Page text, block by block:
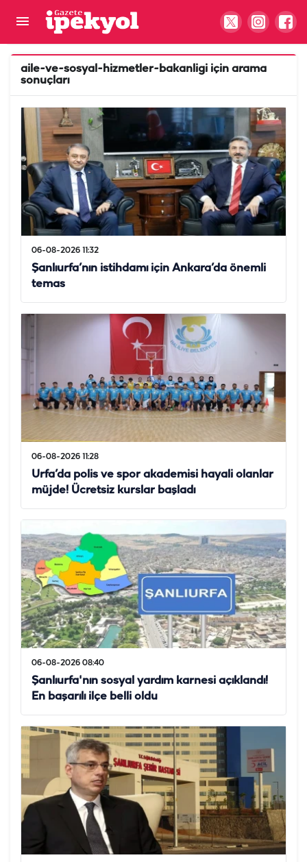
aile-ve-sosyal-hizmetler-bakanligi için arama
sonuçları
06-08-2026 11:32
Şanlıurfa’nın istihdamı için Ankara’da önemli
temas
06-08-2026 11:28
Urfa’da polis ve spor akademisi hayali olanlar
müjde! Ücretsiz kurslar başladı
06-08-2026 08:40
Şanlıurfa'nın sosyal yardım karnesi açıklandı!
En başarılı ilçe belli oldu